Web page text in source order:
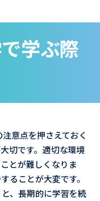
学ぶ際
意点を押さえておく
切です。適切な環境
とが難しくなりま
ることが大変です。
、長期的に学習を続